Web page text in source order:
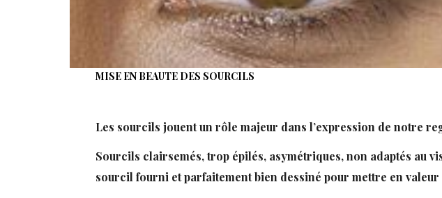
MISE EN BEAUTE DES SOURCILS
Les sourcils jouent un rôle majeur dans l’expression de notre
Sourcils clairsemés, trop épilés, asymétriques, non adaptés au
sourcil fourni et parfaitement bien dessiné pour mettre en